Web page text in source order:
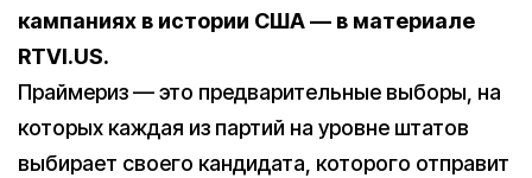
кампаниях в истории США — в материале
RTVI.US.
Праймериз — это предварительные выборы, на
которых каждая из партий на уровне штатов
выбирает своего кандидата, которого отправит